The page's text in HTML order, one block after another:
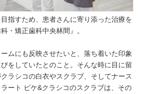
指すため、患者さんに寄り添った治療を
・矯正歯科中央林間』。
ムにも反映させたいと、落ち着いた印象
をしていたとのこと。そんな時に目に留
ラシコの白衣やスクラブ、そしてナース
ート ピケ&クラシコのスクラブは、その